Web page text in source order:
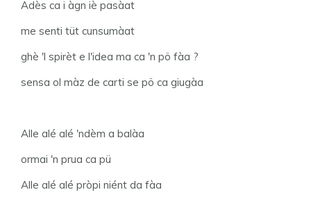
Adès ca i àgn iè pasàat
me senti tüt cunsumàat
ghè 'l spirèt e l'idea ma ca 'n pö fàa ?
sensa ol màz de carti se pö ca giugàa
Alle alé alé 'ndèm a balàa
ormai 'n prua ca pü
Alle alé alé pròpi niént da fàa